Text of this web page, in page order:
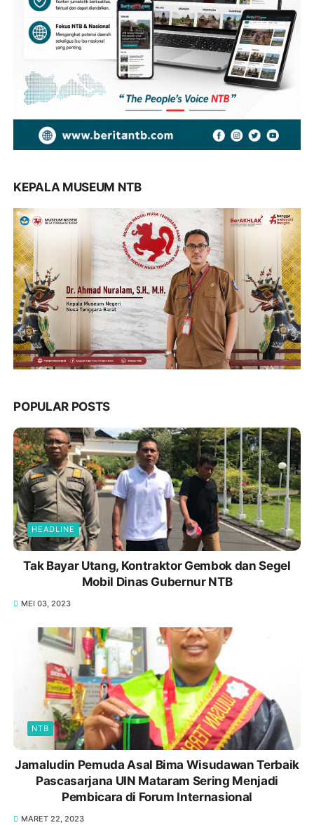
KEPALA MUSEUM NTB
POPULAR POSTS
HEADLINE
Tak Bayar Utang, Kontraktor Gembok dan Segel
Mobil Dinas Gubernur NTB
MEI 03, 2023
NTB
Jamaludin Pemuda Asal Bima Wisudawan Terbaik
Pascasarjana UIN Mataram Sering Menjadi
Pembicara di Forum Internasional
MARET 22, 2023